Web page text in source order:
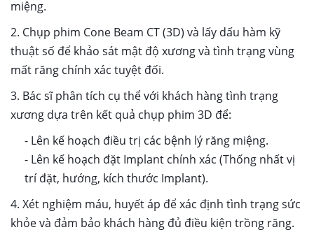
miệng.
2. Chụp phim Cone Beam CT (3D) và lấy dấu hàm kỹ
thuật số để khảo sát mật độ xương và tình trạng vùng
mất răng chính xác tuyệt đối.
3. Bác sĩ phân tích cụ thể với khách hàng tình trạng
xương dựa trên kết quả chụp phim 3D để:
- Lên kế hoạch điều trị các bệnh lý răng miệng.
- Lên kế hoạch đặt Implant chính xác (Thống nhất vị
trí đặt, hướng, kích thước Implant).
4. Xét nghiệm máu, huyết áp để xác định tình trạng sức
khỏe và đảm bảo khách hàng đủ điều kiện trồng răng.